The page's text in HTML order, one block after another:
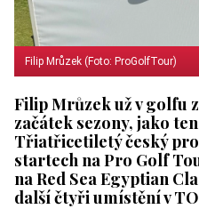
Filip Mrůzek (Foto: ProGolfTour)
Filip Mrůzek už v golfu
začátek sezony, jako
Třiatřicetiletý český
startech na Pro Golf
na Red Sea Egyptian
další čtyři umístění v